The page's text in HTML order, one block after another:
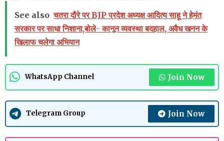
See also चतरा दौरे पर BJP प्रदेश अध्यक्ष आदित्य साहू ने हेमंत
सरकार पर साधा निशाना,बोले- कानून व्यवस्था बदहाल, अवैध खनन के
खिलाफ चलेगा अभियान
WhatsApp Channel Join Now
Telegram Group Join Now